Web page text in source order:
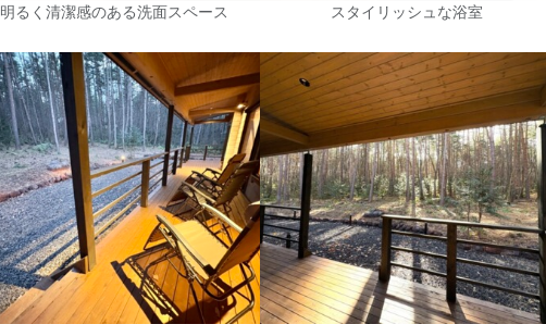
明るく清潔感のある洗面スペース スタイリッシュな浴室